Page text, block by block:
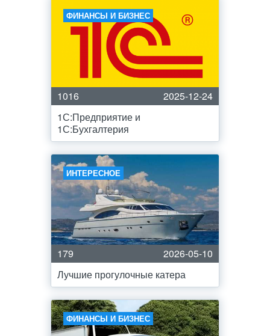
ФИНАНСЫ И БИЗНЕС
1016
2025-12-24
1С:Предприятие и
1С:Бухгалтерия
ИНТЕРЕСНОЕ
179
2026-05-10
Лучшие прогулочные катера
ФИНАНСЫ И БИЗНЕС